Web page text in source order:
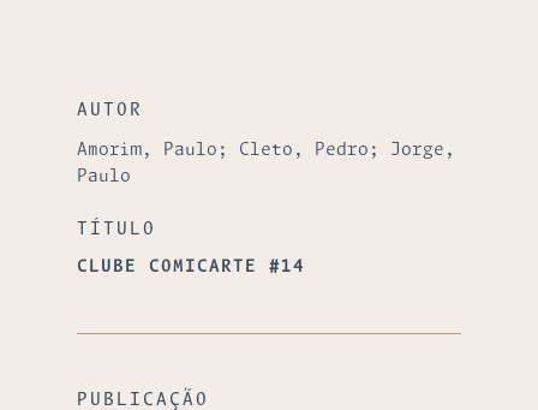
AUTOR
Amorim, Paulo; Cleto, Pedro; Jorge,
Paulo
TÍTULO
CLUBE COMICARTE #14
PUBLICAÇÃO